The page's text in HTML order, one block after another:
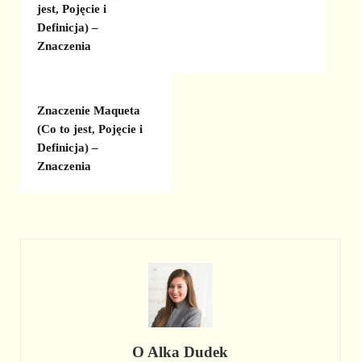
jest, Pojęcie i
Definicja) –
Znaczenia
Znaczenie Maqueta
(Co to jest, Pojęcie i
Definicja) –
Znaczenia
O Alka Dudek